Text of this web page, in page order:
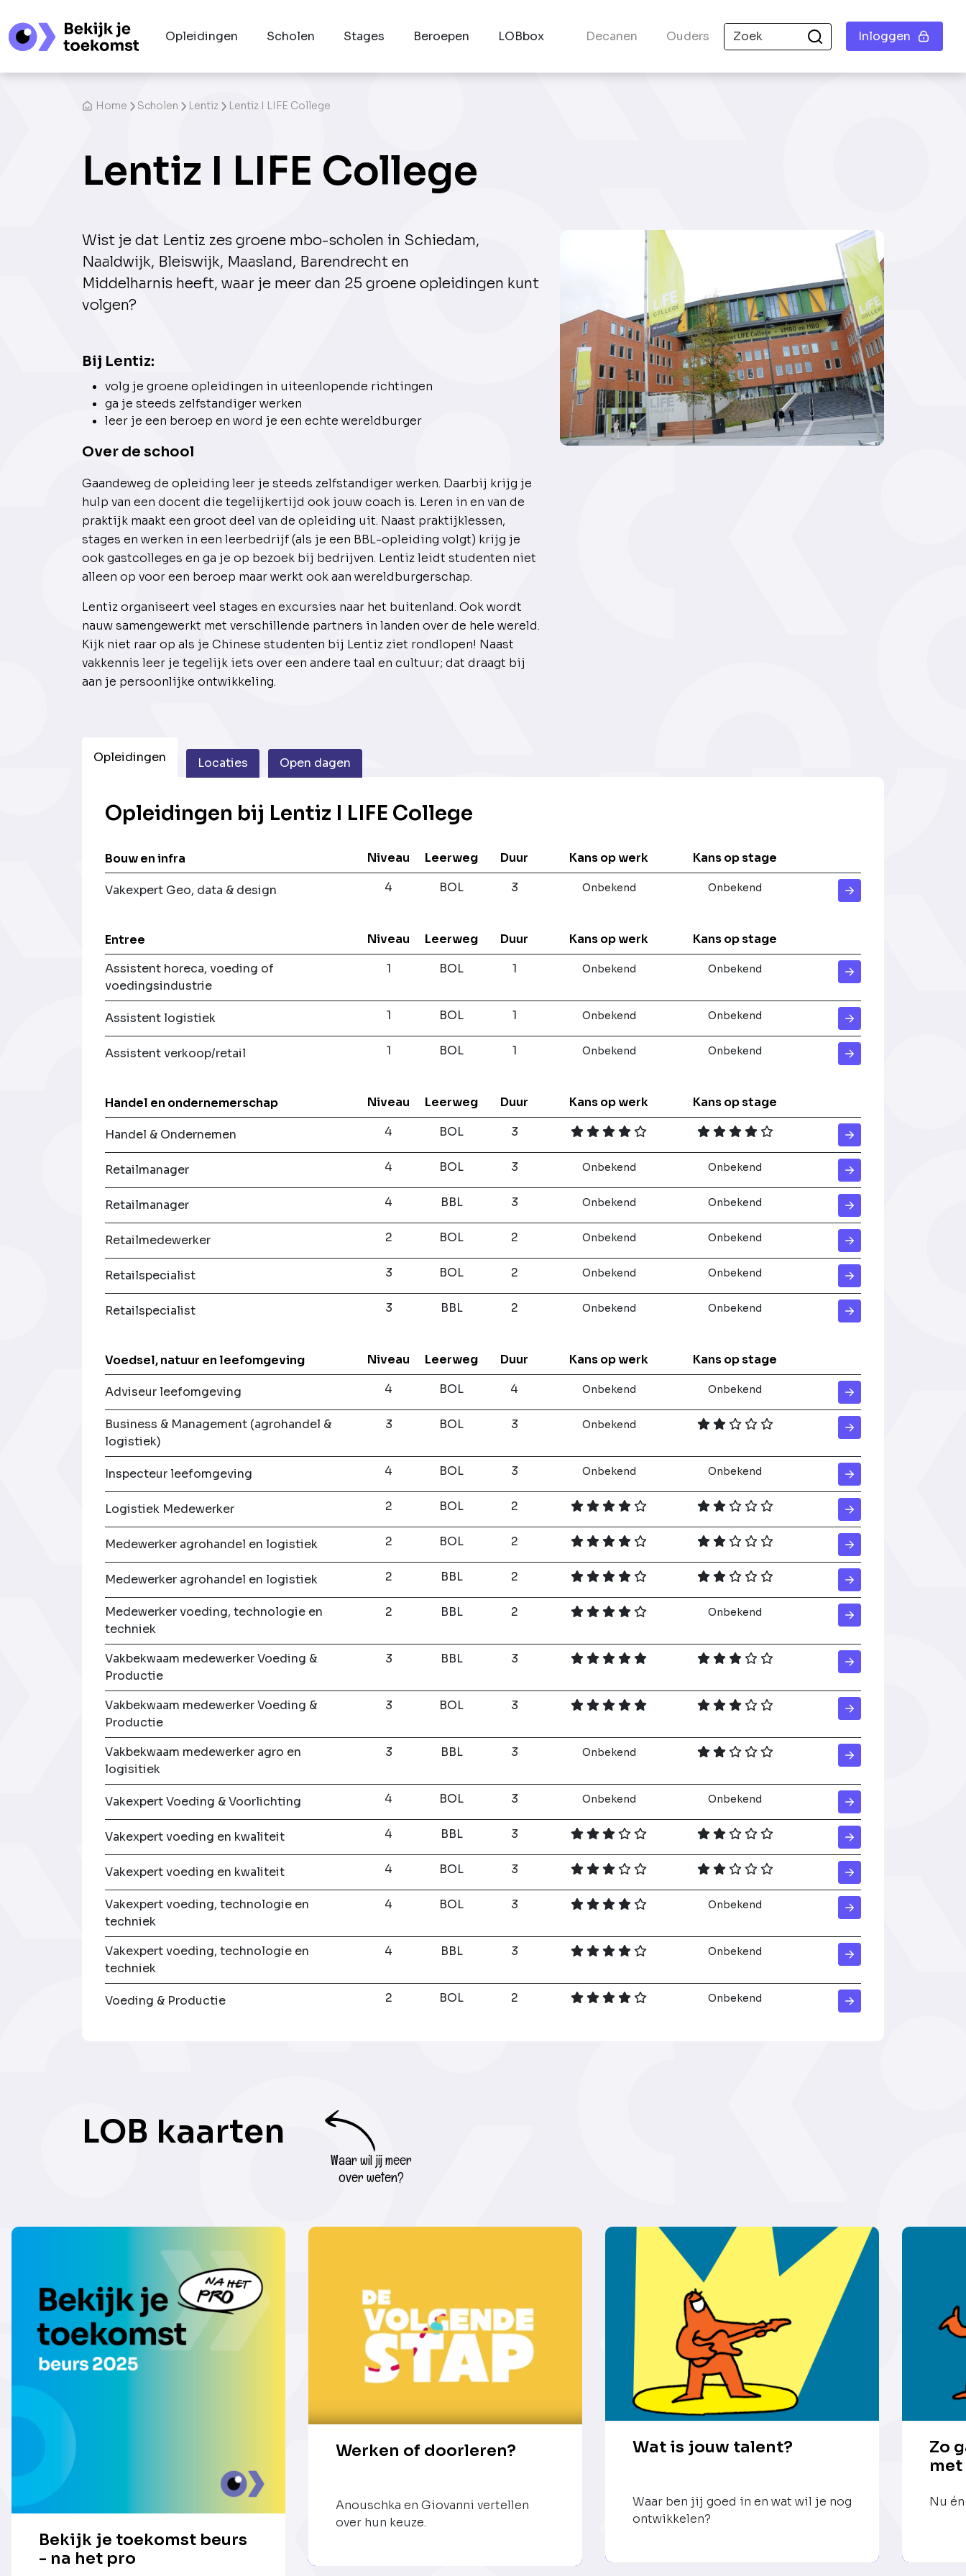
Opleidingen Scholen Stages Beroepen LOBbox Decanen Ouders Inloggen
Home Scholen Lentiz Lentiz I LIFE College
Lentiz I LIFE College
Wist je dat Lentiz zes groene mbo-scholen in Schiedam,
Naaldwijk, Bleiswijk, Maasland, Barendrecht en
Middelharnis heeft, waar je meer dan 25 groene opleidingen kunt
volgen?
Bij Lentiz:
volg je groene opleidingen in uiteenlopende richtingen
ga je steeds zelfstandiger werken
leer je een beroep en word je een echte wereldburger
Over de school
Gaandeweg de opleiding leer je steeds zelfstandiger werken. Daarbij krijg je
hulp van een docent die tegelijkertijd ook jouw coach is. Leren in en van de
praktijk maakt een groot deel van de opleiding uit. Naast praktijklessen,
stages en werken in een leerbedrijf (als je een BBL-opleiding volgt) krijg je
ook gastcolleges en ga je op bezoek bij bedrijven. Lentiz leidt studenten niet
alleen op voor een beroep maar werkt ook aan wereldburgerschap.
Lentiz organiseert veel stages en excursies naar het buitenland. Ook wordt
nauw samengewerkt met verschillende partners in landen over de hele wereld.
Kijk niet raar op als je Chinese studenten bij Lentiz ziet rondlopen! Naast
vakkennis leer je tegelijk iets over een andere taal en cultuur; dat draagt bij
aan je persoonlijke ontwikkeling.
Opleidingen Locaties Open dagen
Opleidingen bij Lentiz I LIFE College
Bouw en infra Niveau Leerweg Duur Kans op werk Kans op stage
Vakexpert Geo, data & design 4 BOL 3 Onbekend Onbekend
Entree Niveau Leerweg Duur Kans op werk
Kans op stage
Assistent horeca, voeding of
voedingsindustrie
1 BOL 1 Onbekend Onbekend
Assistent logistiek 1 BOL 1 Onbekend Onbekend
Assistent verkoop/retail 1 BOL 1 Onbekend Onbekend
Handel en ondernemerschap Niveau Leerweg Duur Kans op werk Kans op stage
Handel & Ondernemen 4 BOL 3
Retailmanager 4 BOL 3 Onbekend Onbekend
Retailmanager 4 BBL 3 Onbekend Onbekend
Retailmedewerker 2 BOL 2 Onbekend Onbekend
Retailspecialist 3 BOL 2 Onbekend Onbekend
Retailspecialist 3 BBL 2 Onbekend Onbekend
Voedsel, natuur en leefomgeving Niveau Leerweg Duur Kans op werk Kans op stage
Adviseur leefomgeving 4 BOL 4 Onbekend Onbekend
Business & Management (agrohandel &
logistiek)
3 BOL 3 Onbekend
Inspecteur leefomgeving 4 BOL 3 Onbekend Onbekend
Logistiek Medewerker 2 BOL 2
Medewerker agrohandel en logistiek 2 BOL 2
Medewerker agrohandel en logistiek 2 BBL 2
Medewerker voeding, technologie en
techniek
2 BBL 2 Onbekend
Vakbekwaam medewerker Voeding &
Productie
3 BBL 3
Vakbekwaam medewerker Voeding &
Productie
3 BOL 3
Vakbekwaam medewerker agro en
logisitiek
3 BBL 3 Onbekend
Vakexpert Voeding & Voorlichting 4 BOL 3 Onbekend Onbekend
Vakexpert voeding en kwaliteit 4 BBL 3
Vakexpert voeding en kwaliteit 4 BOL 3
Vakexpert voeding, technologie en
techniek
4 BOL 3 Onbekend
Vakexpert voeding, technologie en
techniek
4 BBL 3 Onbekend
Voeding & Productie 2 BOL 2 Onbekend
LOB kaarten
Waar wil jij meer
over weten?
Bekijk je toekomst beurs
- na het pro
Werken of doorleren?
Anouschka en Giovanni vertellen
over hun keuze.
Wat is jouw talent?
Waar ben jij goed in en wat wil je nog
ontwikkelen?
Zo
Nu